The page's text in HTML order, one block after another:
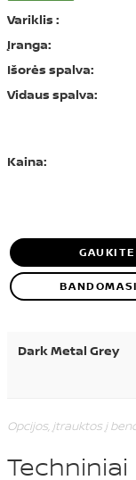
Variklis :
Įranga:
Išorės spalva:
Vidaus spalva:
Kaina:
Dark Metal Grey
Opcijos, įtrauktos į
Techniniai